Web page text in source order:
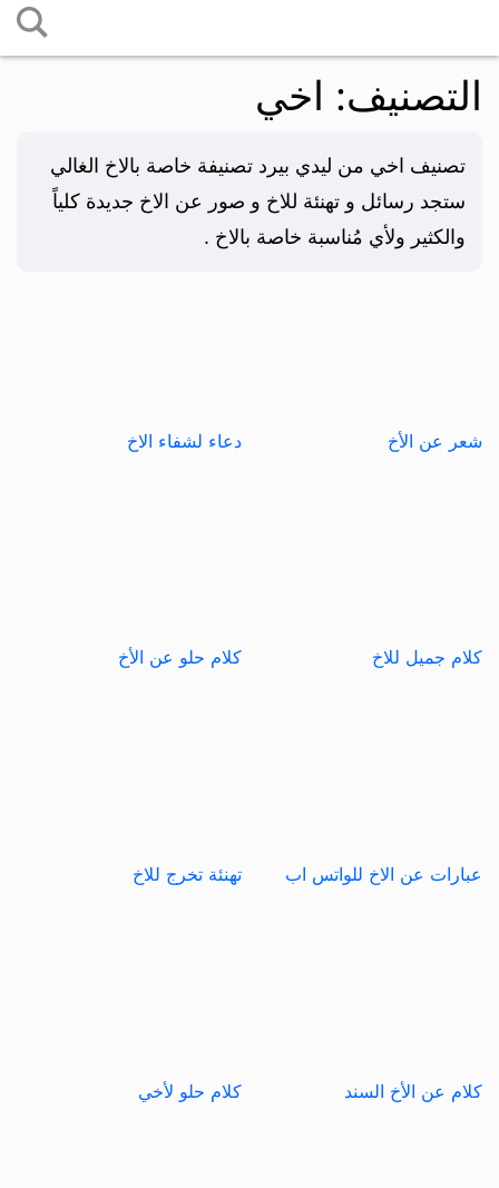
إلى
التصنيف: اخي
تصنيف اخي من ليدي بيرد تصنيفة خاصة بالاخ الغالي
ستجد رسائل و تهنئة للاخ و صور عن الاخ جديدة كلياً
والكثير ولأي مُناسبة خاصة بالاخ .
شعر عن الأخ دعاء لشفاء الاخ
كلام جميل للاخ كلام حلو عن الأخ
عبارات عن الاخ للواتس اب تهنئة تخرج للاخ
كلام عن الأخ السند كلام حلو لأخي